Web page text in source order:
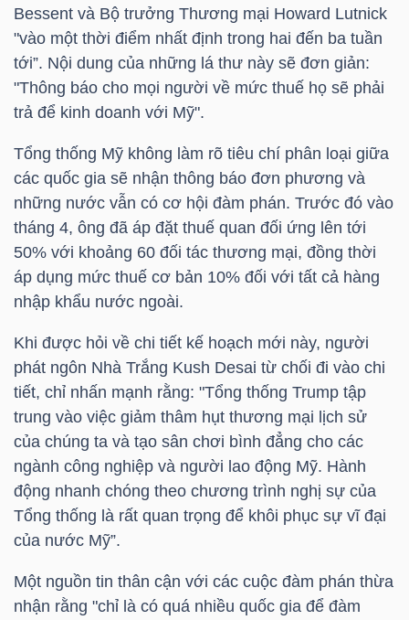
Bessent và Bộ trưởng Thương mại Howard Lutnick
"vào một thời điểm nhất định trong hai đến ba tuần
tới”. Nội dung của những lá thư này sẽ đơn giản:
"Thông báo cho mọi người về mức thuế họ sẽ phải
trả để kinh doanh với Mỹ".
Tổng thống Mỹ không làm rõ tiêu chí phân loại giữa
các quốc gia sẽ nhận thông báo đơn phương và
những nước vẫn có cơ hội đàm phán. Trước đó vào
tháng 4, ông đã áp đặt thuế quan đối ứng lên tới
50% với khoảng 60 đối tác thương mại, đồng thời
áp dụng mức thuế cơ bản 10% đối với tất cả hàng
nhập khẩu nước ngoài.
Khi được hỏi về chi tiết kế hoạch mới này, người
phát ngôn Nhà Trắng Kush Desai từ chối đi vào chi
tiết, chỉ nhấn mạnh rằng: "Tổng thống Trump tập
trung vào việc giảm thâm hụt thương mại lịch sử
của chúng ta và tạo sân chơi bình đẳng cho các
ngành công nghiệp và người lao động Mỹ. Hành
động nhanh chóng theo chương trình nghị sự của
Tổng thống là rất quan trọng để khôi phục sự vĩ đại
của nước Mỹ”.
Một nguồn tin thân cận với các cuộc đàm phán thừa
nhận rằng "chỉ là có quá nhiều quốc gia để đàm
ĐÔNG
DƯƠNG
CHÍNH
CÁ
NHÂN
PHÂN
VIETSTOCKFINANCE